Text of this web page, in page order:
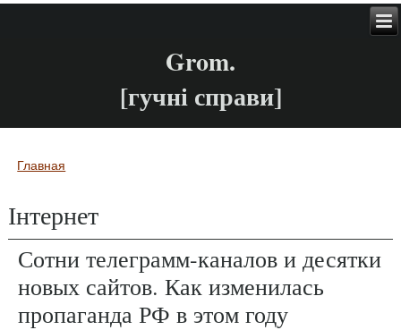
Grom.
[гучні справи]
Вы здесь
Главная
Інтернет
Сотни телеграмм-каналов и десятки
новых сайтов. Как изменилась
пропаганда РФ в этом году